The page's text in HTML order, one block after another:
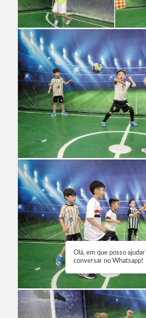
Olá, em que posso
conversar no Whatsapp!